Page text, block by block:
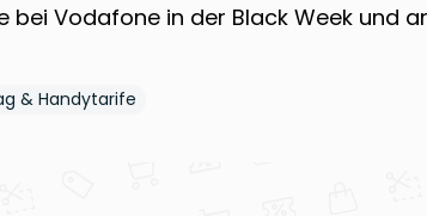
bei Vodafonein der Black Week und
& Handytarife